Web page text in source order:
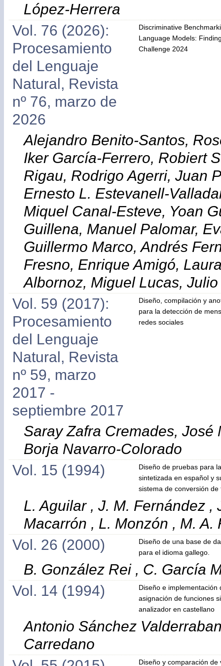
López-Herrera
Vol. 76 (2026):
Procesamiento
del Lenguaje
Natural, Revista
nº 76, marzo de
2026
Discriminative
Language Models:
Challenge 2024
Alejandro Benito-Santos,
Iker García-Ferrero, Robiert
Rigau, Rodrigo Agerri, Juan
Ernesto L. Estevanell-
Miquel Canal-Esteve, Yoan
Guillena, Manuel Palomar,
Guillermo Marco, Andrés
Fresno, Enrique Amigó,
Albornoz, Miguel Lucas,
Vol. 59 (2017):
Procesamiento
del Lenguaje
Natural, Revista
nº 59, marzo
2017 -
septiembre 2017
Diseño, compilación y
para la detección de
redes sociales
Saray Zafra Cremades, José
Borja Navarro-Colorado
Vol. 15 (1994)
Diseño de pruebas para
sintetizada en español y
sistema de conversión de
L. Aguilar , J. M. Fernández ,
Macarrón , L. Monzón , M. A.
Vol. 26 (2000)
Diseño de una base de
para el idioma gallego.
B. González Rei , C. García
Vol. 14 (1994)
Diseño e implementación
asignación de funciones
analizador en castellano
Antonio Sánchez
Carredano
Diseño y comparación de